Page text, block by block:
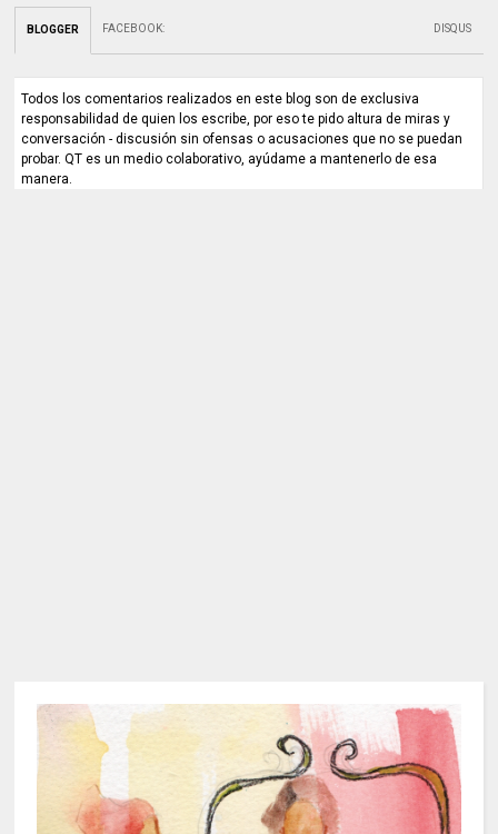
BLOGGER FACEBOOK: DISQUS
Todos los comentarios realizados en este blog son de exclusiva
responsabilidad de quien los escribe, por eso te pido altura de miras y
conversación - discusión sin ofensas o acusaciones que no se puedan
probar. QT es un medio colaborativo, ayúdame a mantenerlo de esa
manera.